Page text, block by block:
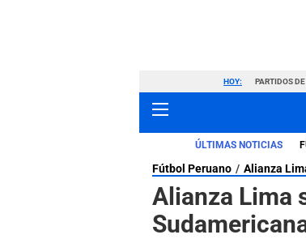
HOY: PARTIDOS
ÚLTIMAS NOTICIAS
Fútbol Peruano Alianza
Alianza Lima